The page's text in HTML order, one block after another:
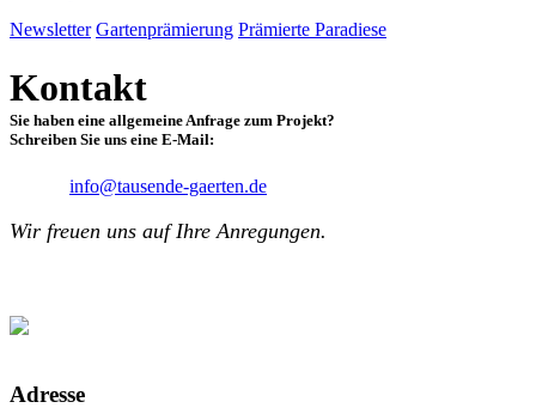
Newsletter Gartenprämierung Prämierte Paradiese
Kontakt
Sie haben eine allgemeine Anfrage zum Projekt?
Schreiben Sie uns eine E-Mail:
info@tausende-gaerten.de
Wir freuen uns auf Ihre Anregungen.
Adresse